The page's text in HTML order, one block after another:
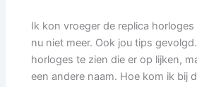
Ik kon vroeger de replica
nu niet meer. Ook jou tips
horloges te zien die er op lijken,
een andere naam. Hoe kom ik bij